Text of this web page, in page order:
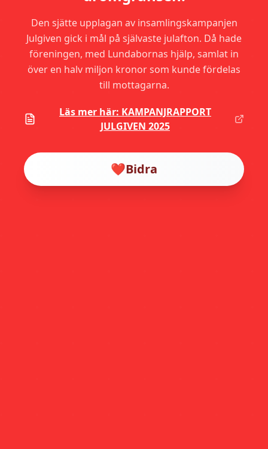
Den sjätte upplagan av insamlingskampanjen
Julgiven gick i mål på självaste julafton. Då hade
föreningen, med Lundabornas hjälp, samlat in
över en halv miljon kronor som kunde fördelas
till mottagarna.
Läs mer här: KAMPANJRAPPORT
JULGIVEN 2025
❤️Bidra